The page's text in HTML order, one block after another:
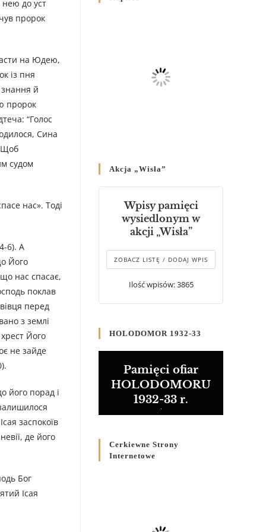
нею до уст
пророк
на Юдею,
із пня
знання й
пророк
“Голос
Сина
Щоб
судом
нас». Тоді
6). А
Його
нас спасає,
поклав
перед
з землі
Його
не зайде
його порад і
заспокоїв
де його
Бог
Ісая
Родин
Справ Молоді та встановленя
складу Катихитичної Комісії
днях 2-12 липня 2024 р.”
Декрет єпископів
Перемисько-Варшавської
Митрополії стосовно
звершування Божественної
літургії
Булла проголошення
Розпорядження
Преосвященнішого Владики
Кир Володимира Р. Ющака
про вживання друкованих
книг на публічних
богослужіннях
Akcja „Wisła”
Wpisy pamięci
wysiedlonym w
akcji „Wisła”
ZOBACZ LISTĘ / DODAJ WPIS
Ilość wpisów: 3865
HOLODOMOR 1932-33
Pamięci ofiar
HOLODOMORU
1932-33 r.
Cerkiewne Strony
Internetowe